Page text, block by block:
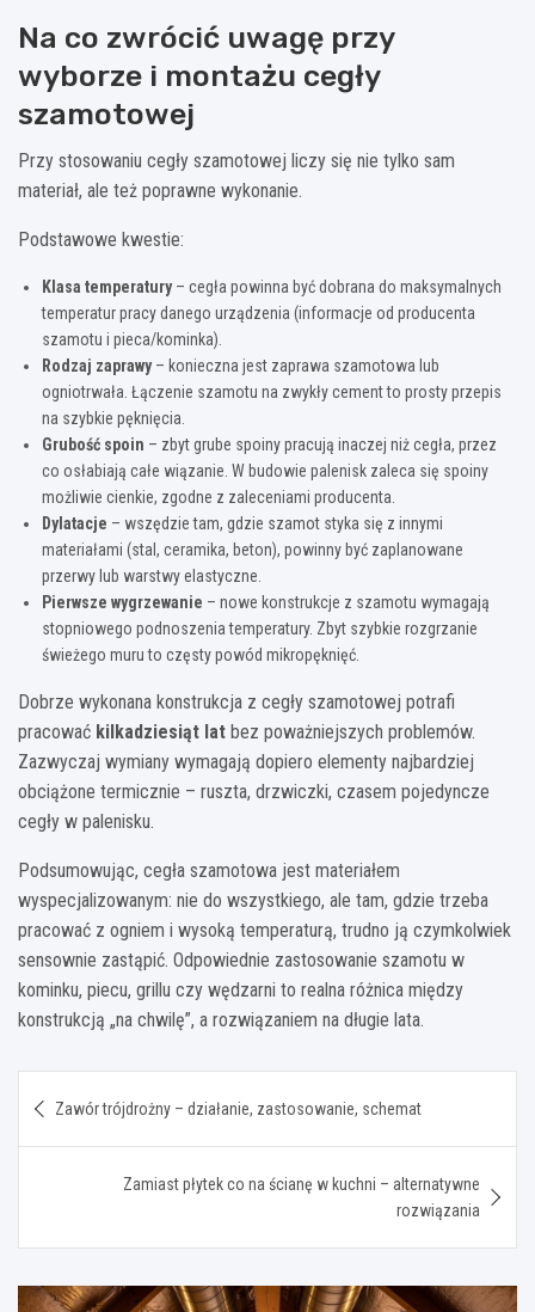
Na co zwrócić uwagę przy
wyborze i montażu cegły
szamotowej
Przy stosowaniu cegły szamotowej liczy się nie tylko sam
materiał, ale też poprawne wykonanie.
Podstawowe kwestie:
Klasa temperatury– cegła powinna być dobrana do maksymalnych
temperatur pracy danego urządzenia (informacje od producenta
szamotu i pieca/kominka).
Rodzaj zaprawy– konieczna jest zaprawa szamotowa lub
ogniotrwała. Łączenie szamotu na zwykły cement to prosty przepis
na szybkie pęknięcia.
Grubość spoin – zbyt grube spoiny pracują inaczej niż cegła, przez
co osłabiają całe wiązanie. W budowie palenisk zaleca się spoiny
możliwie cienkie, zgodne z zaleceniami producenta.
Dylatacje – wszędzie tam, gdzie szamot styka się z innymi
materiałami (stal, ceramika, beton), powinny być zaplanowane
przerwy lub warstwy elastyczne.
Pierwsze wygrzewanie – nowe konstrukcje z szamotu wymagają
stopniowego podnoszenia temperatury. Zbyt szybkie rozgrzanie
świeżego muru to częsty powód mikropęknięć.
Dobrze wykonana konstrukcja z cegły szamotowej potrafi
pracować kilkadziesiąt lat bez poważniejszych problemów.
Zazwyczaj wymiany wymagają dopiero elementy najbardziej
obciążone termicznie – ruszta, drzwiczki, czasem pojedyncze
cegły w palenisku.
Podsumowując, cegła szamotowa jest materiałem
wyspecjalizowanym: nie do wszystkiego, ale tam, gdzie trzeba
pracować z ogniem i wysoką temperaturą, trudno ją czymkolwiek
sensownie zastąpić. Odpowiednie zastosowanie szamotu w
kominku, piecu, grillu czy wędzarni to realna różnica między
konstrukcją „na chwilę”, a rozwiązaniem na długie lata.
wpisu
Zawór trójdrożny – działanie, zastosowanie, schemat
Zamiast płytek co na ścianę w kuchni – alternatywne
rozwiązania